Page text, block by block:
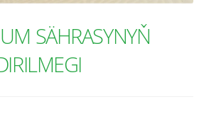
SÄHRASYNYŇ